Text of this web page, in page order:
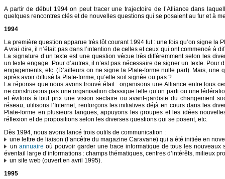
A partir de début 1994 on peut tracer une trajectoire de l’Alliance dans
quelques rencontres clés et de nouvelles questions qui se posaient au fur et à
1994
La première question apparue très tôt courant 1994 fut : une fois qu’on signe la
A vrai dire, il n’était pas dans l’intention de celles et ceux qui ont commencé à
La signature d’un texte est une question vécue très différemment selon les
un texte engage. Pour d’autres, il n’est pas nécessaire de signer un texte. Pour
engagements, etc. (D’ailleurs on ne signe la Plate-forme nulle part). Mais, une
après avoir diffusé la Plate-forme, qu’elle soit signée ou pas ?
La réponse que nous avons trouvé était : organisons une Alliance entre tous
ne construisons pas une organisation classique telle qu’un parti ou une
et évitons à tout prix une vision sectaire ou avant-gardiste du changement
réseau, utilisons l’Internet, renforçons les initiatives déjà en cours dans les
Plate-forme en plusieurs langues, appuyons les groupes et les idées
réflexion et de propositions selon les diverses questions qui se posent, etc.
Dès 1994, nous avons lancé trois outils de communication :
une lettre de liaison (l’ancêtre du magazine Caravane) qui a été initiée en
un annuaire où pouvoir garder une trace informatique de tous les nouveaux
éventail large d’informations : champs thématiques, centres d’intérêts, milieux
un site web (ouvert en avril 1995).
1995